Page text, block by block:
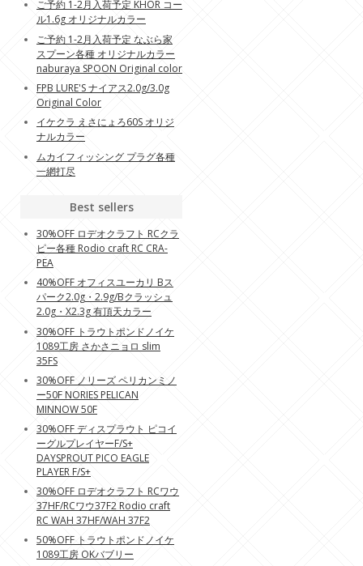
ご予約 1-2月入荷予定 KHOR コー
ル1.6g オリジナルカラー
ご予約 1-2月入荷予定 なぶら家
スプーン各種 オリジナルカラー
naburaya SPOON Original color
FPB LURE'S ナイアス2.0g/3.0g
Original Color
イケクラ えさにょろ60S オリジ
ナルカラー
ムカイフィッシング プラグ各種
一網打尽
Best sellers
30%OFF ロデオクラフト RCクラ
ピー各種 Rodio craft RC CRA-
PEA
40%OFF オフィスユーカリ Bス
パーク2.0g・2.9g/Bクラッシュ
2.0g・X2.3g 有頂天カラー
30%OFF トラウトポンドノイケ
1089工房 さかさニョロ slim
35FS
30%OFF ノリーズ ペリカンミノ
ー50F NORIES PELICAN
MINNOW 50F
30%OFF ディスプラウト ピコイ
ーグルプレイヤーF/S+
DAYSPROUT PICO EAGLE
PLAYER F/S+
30%OFF ロデオクラフト RCワウ
37HF/RCワウ37F2 Rodio craft
RC WAH 37HF/WAH 37F2
50%OFF トラウトポンドノイケ
1089工房 OKバブリー